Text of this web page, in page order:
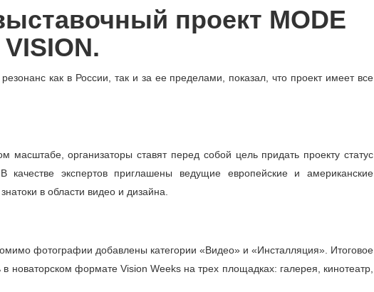
проект MODE
VISION.
как в России, так и за ее пределами, показал, что проект имеет все
организаторы ставят перед собой цель придать проекту статус
В качестве экспертов приглашены ведущие европейские и американские
в области видео и дизайна.
фотографии добавлены категории «Видео» и «Инсталляция». Итоговое
новаторском формате Vision Weeks на трех площадках: галерея, кинотеатр,